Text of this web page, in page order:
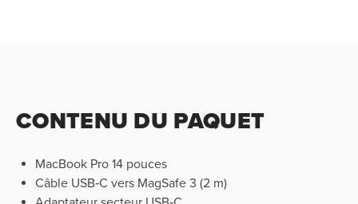
CONTENU DU PAQUET
MacBook Pro 14 pouces
Câble USB‑C vers MagSafe 3 (2 m)